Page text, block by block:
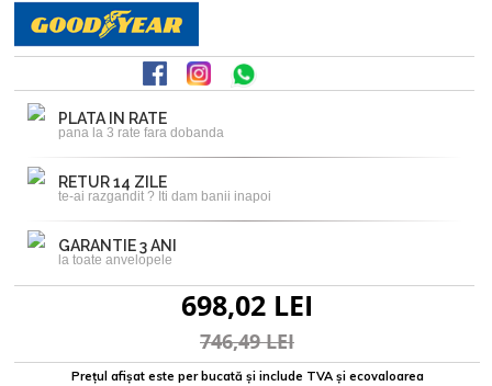
PLATA IN RATE
pana la 3 rate fara dobanda
RETUR 14 ZILE
te-ai razgandit ? Iti dam banii inapoi
GARANTIE 3 ANI
la toate anvelopele
698,02 LEI
746,49 LEI
Prețul afișat este per bucată și include TVA și ecovaloarea